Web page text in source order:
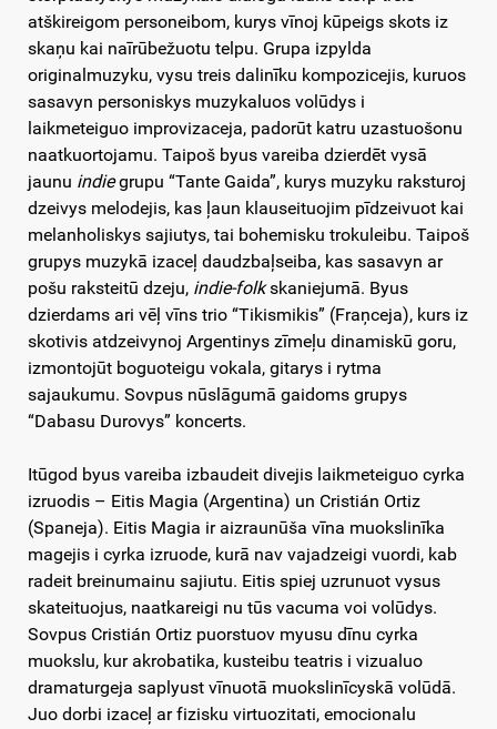
atškireigom personeibom, kurys vīnoj kūpeigs skots iz
skaņu kai naīrūbežuotu telpu. Grupa izpylda
originalmuzyku, vysu treis dalinīku kompozicejis, kuruos
sasavyn personiskys muzykaluos volūdys i
laikmeteiguo improvizaceja, padorūt katru uzastuošonu
naatkuortojamu. Taipoš byus vareiba dzierdēt vysā
jaunu indiegrupu “Tante Gaida”, kurys muzyku raksturoj
dzeivys melodejis, kas ļaun klauseituojim pīdzeivuot kai
melanholiskys sajiutys, tai bohemisku trokuleibu. Taipoš
grupys muzykā izaceļ daudzbaļseiba, kas sasavyn ar
pošu raksteitū dzeju, indie-folkskaniejumā. Byus
dzierdams ari vēļ vīns trio “Tikismikis” (Fraņceja), kurs iz
skotivis atdzeivynoj Argentinys zīmeļu dinamiskū goru,
izmontojūt boguoteigu vokala, gitarys i rytma
sajaukumu. Sovpus nūslāgumā gaidoms grupys
“Dabasu Durovys” koncerts.
Itūgod byus vareiba izbaudeit divejis laikmeteiguo cyrka
izruodis – Eitis Magia (Argentina) un Cristián Ortiz
(Spaneja). Eitis Magia ir aizraunūša vīna muokslinīka
magejis i cyrka izruode, kurā nav vajadzeigi vuordi, kab
radeit breinumainu sajiutu. Eitis spiej uzrunuot vysus
skateituojus, naatkareigi nu tūs vacuma voi volūdys.
Sovpus Cristián Ortiz puorstuov myusu dīnu cyrka
muokslu, kur akrobatika, kusteibu teatris i vizualuo
dramaturgeja saplyust vīnuotā muokslinīcyskā volūdā.
Juo dorbi izaceļ ar fizisku virtuozitati, emocionalu